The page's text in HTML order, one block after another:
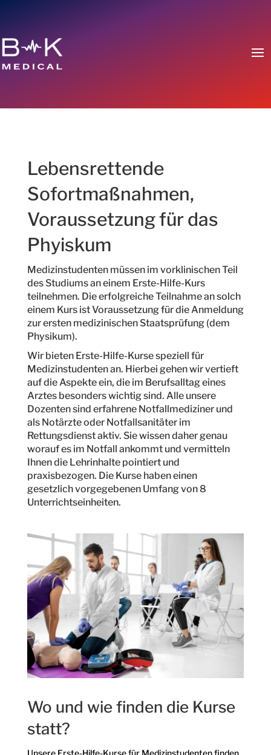
Lebensrettende
Sofortmaßnahmen,
Voraussetzung für das
Phyiskum
Medizinstudenten müssen im vorklinischen Teil
des Studiums an einem Erste-Hilfe-Kurs
teilnehmen. Die erfolgreiche Teilnahme an solch
einem Kurs ist Voraussetzung für die Anmeldung
zur ersten medizinischen Staatsprüfung (dem
Physikum).
Wir bieten Erste-Hilfe-Kurse speziell für
Medizinstudenten an. Hierbei gehen wir vertieft
auf die Aspekte ein, die im Berufsalltag eines
Arztes besonders wichtig sind. Alle unsere
Dozenten sind erfahrene Notfallmediziner und
als Notärzte oder Notfallsanitäter im
Rettungsdienst aktiv. Sie wissen daher genau
worauf es im Notfall ankommt und vermitteln
Ihnen die Lehrinhalte pointiert und
praxisbezogen. Die Kurse haben einen
gesetzlich vorgegebenen Umfang von 8
Unterrichtseinheiten.
Wo und wie finden die Kurse
statt?
MxChat AI Agent
Hallo! Wie kann ich helfen?